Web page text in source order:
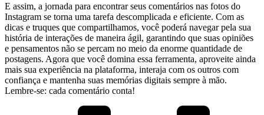
E assim,​ a jornada para ⁣encontrar seus comentários⁣ nas fotos do
Instagram​ se torna uma tarefa descomplicada e eficiente. Com as
dicas e truques que compartilhamos, você poderá navegar pela sua
história de interações de maneira⁣ ágil, garantindo ⁤que‌ suas opiniões
e pensamentos não se percam no ‍meio da ‌enorme quantidade‍ de
postagens. Agora‌ que você ⁤domina ‌essa ⁣ferramenta,‌ aproveite ainda
mais‌ sua⁣ experiência na plataforma, interaja⁤ com ‌os outros com
confiança e mantenha⁢ suas memórias digitais ​sempre à mão.
Lembre-se: ⁣cada comentário⁢ conta!